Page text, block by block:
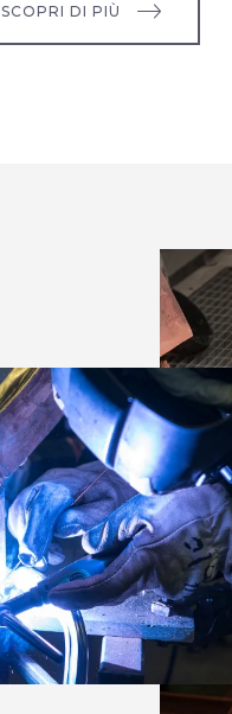
SCOPRI DI PIÙ